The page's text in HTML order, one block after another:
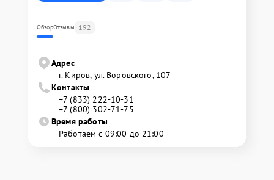
ОбзорОтзывы 192
Адрес
г. Киров, ул. Воровского, 107
Контакты
+7 (833) 222-10-31
+7 (800) 302-71-75
Время работы
Работаем с 09:00 до 21:00